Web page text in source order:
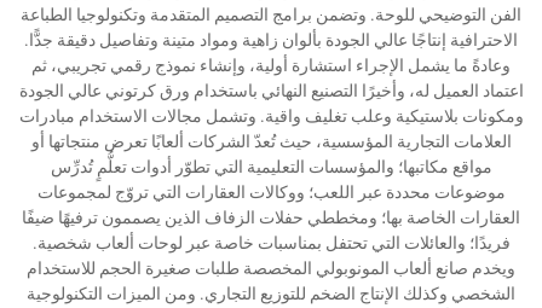
الفن التوضيحي للوحة. وتضمن برامج التصميم المتقدمة وتكنولوجيا الطباعة
الاحترافية إنتاجًا عالي الجودة بألوان زاهية ومواد متينة وتفاصيل دقيقة جدًّا.
وعادةً ما يشمل الإجراء استشارة أولية، وإنشاء نموذج رقمي تجريبي، ثم
اعتماد العميل له، وأخيرًا التصنيع النهائي باستخدام ورق كرتوني عالي الجودة
ومكونات بلاستيكية وعلب تغليف واقية. وتشمل مجالات الاستخدام مبادرات
العلامات التجارية المؤسسية، حيث تُعدّ الشركات ألعابًا تعرض منتجاتها أو
مواقع مكاتبها؛ والمؤسسات التعليمية التي تطوّر أدوات تعلُّمٍ تُدرِّس
موضوعات محددة عبر اللعب؛ ووكالات العقارات التي تروّج لمجموعات
العقارات الخاصة بها؛ ومخططي حفلات الزفاف الذين يصممون ترفيهًا ضيفًا
فريدًا؛ والعائلات التي تحتفل بمناسبات خاصة عبر لوحات ألعاب شخصية.
ويخدم صانع ألعاب المونوبولي المخصصة طلبات صغيرة الحجم للاستخدام
الشخصي وكذلك الإنتاج الضخم للتوزيع التجاري. ومن الميزات التكنولوجية